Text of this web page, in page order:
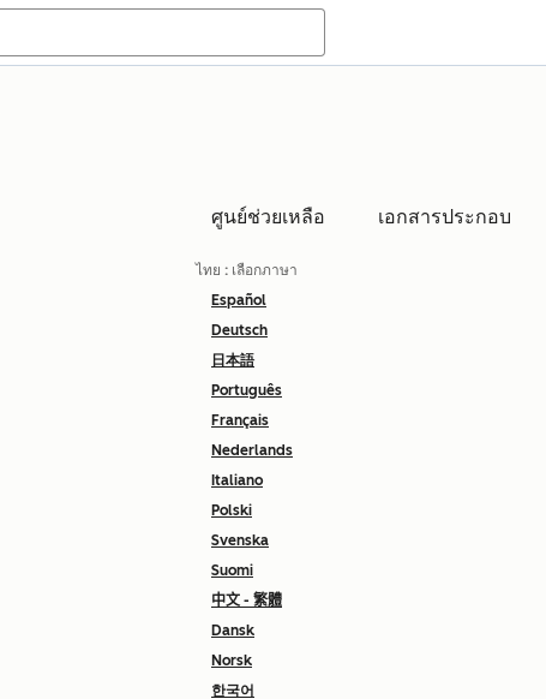
ศูนย์ช่วยเหลือ เอกสารประกอบ
ไทย : เลือกภาษา
Español
Deutsch
日本語
Português
Français
Nederlands
Italiano
Polski
Svenska
Suomi
中文 - 繁體
Dansk
Norsk
한국어